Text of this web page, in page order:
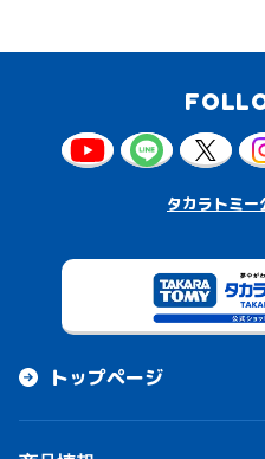
タカラトミー
トップページ